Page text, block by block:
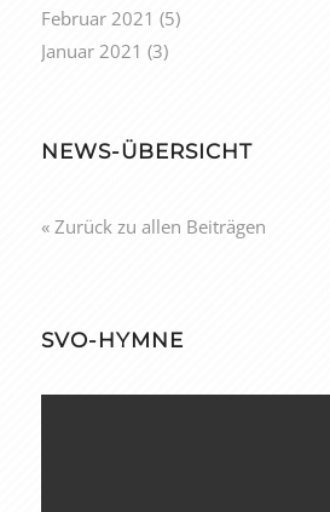
Februar 2021 (5)
Januar 2021 (3)
NEWS-ÜBERSICHT
« Zurück zu allen Beiträgen
SVO-HYMNE